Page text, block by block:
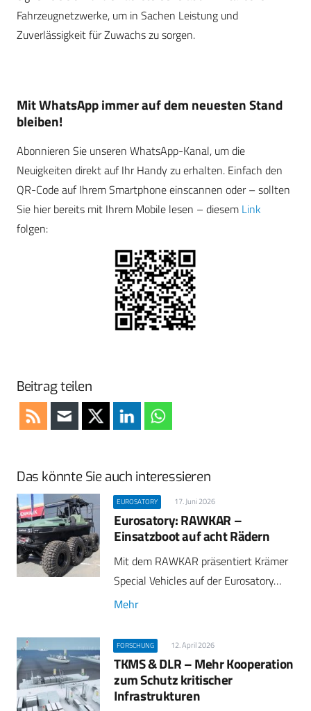
Fahrzeugnetzwerke, um in Sachen Leistung und
Zuverlässigkeit für Zuwachs zu sorgen.
Mit WhatsApp immer auf dem neuesten Stand
bleiben!
Abonnieren Sie unseren WhatsApp-Kanal, um die
Neuigkeiten direkt auf Ihr Handy zu erhalten. Einfach den
QR-Code auf Ihrem Smartphone einscannen oder – sollten
Sie hier bereits mit Ihrem Mobile lesen – diesem Link
folgen:
Beitrag teilen
Das könnte Sie auch interessieren
EUROSATORY 17. Juni 2026
Eurosatory: RAWKAR –
Einsatzboot auf acht Rädern
Mit dem RAWKAR präsentiert Krämer
Special Vehicles auf der Eurosatory…
Mehr
FORSCHUNG 12. April 2026
TKMS & DLR – Mehr Kooperation
zum Schutz kritischer
Infrastrukturen